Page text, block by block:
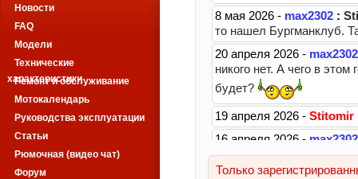
Новости
FAQ
Модели
Технические
характеристики
Ремонт и обслуживание
Мотокалендарь
Руководства эксплуатации
Статьи
Рюмочная (видео чат)
Форум